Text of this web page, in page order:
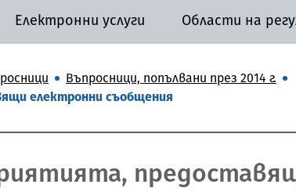
Електронни услуги Области на
Въпросници, попълвани през 2014 г.
електронни съобщения